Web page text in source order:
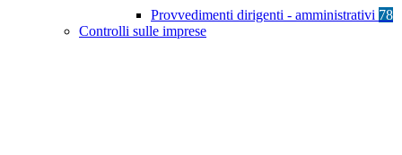
Provvedimenti dirigenti - amministrativi 78
Controlli sulle imprese